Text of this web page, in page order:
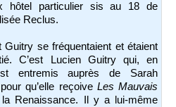
hôtel particulier sis au 18 de
Reclus.
Guitry se fréquentaient et étaient
C’est Lucien Guitry qui, en
entremis auprès de Sarah
qu’elle reçoive Les Mauvais
Renaissance. Il y a lui-même